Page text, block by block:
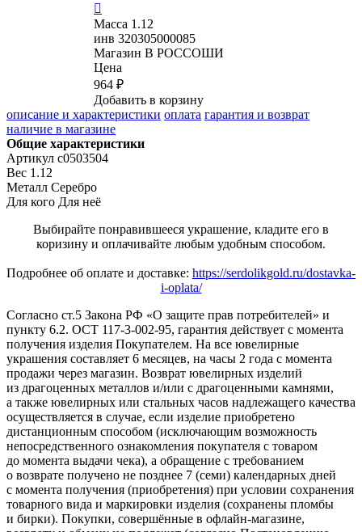

Масса 1.12
инв 320305000085
Магазин В РОССОШИ
Цена
964 ₽
Добавить в корзину
описание и характеристики оплата гарантия и возврат
наличие в магазине
Общие характеристики
Артикул с0503504
Вес 1.12
Металл Серебро
Для кого Для неё
Выбирайте понравившееся украшение, кладите его в
коризину и оплачивайте любым удобным способом.
Подробнее об оплате и доставке: https://serdolikgold.ru/dostavka-
i-oplata/
Согласно ст.5 Закона РФ «О защите прав потребителей» и
пункту 6.2. ОСТ 117-3-002-95, гарантия действует с момента
получения изделия Покупателем. На все ювелирные
украшения составляет 6 месяцев, на часы 2 года с момента
продажи через магазин. Возврат ювелирных изделий
из драгоценных металлов и/или с драгоценными камнями,
а также ювелирных или стальных часов надлежащего качества
осуществляется в случае, если изделие приобретено
дистанционным способом (исключающим возможность
непосредственного ознакомления покупателя с товаром
до момента выдачи чека), а обращение с требованием
о возврате получено не позднее 7 (семи) календарных дней
с момента получения (приобретения) при условии сохранения
товарного вида и маркировки изделия (сохранены пломбы
и бирки). Покупки, совершённые в офлайн-магазине,